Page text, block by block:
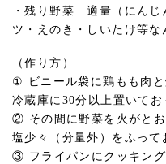
・残り野菜 適量（にんじ
ツ・えのき・しいたけ等な
（作り方）
① ビニール袋に鶏もも肉
冷蔵庫に30分以上置いてお
② その間に野菜を火がと
塩少々（分量外）をふって
③ フライパンにクッキング